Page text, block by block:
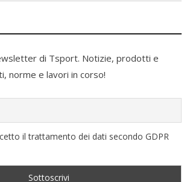
di Tsport. Notizie, prodotti e
norme e lavori in corso!
il trattamento dei dati secondo GDPR